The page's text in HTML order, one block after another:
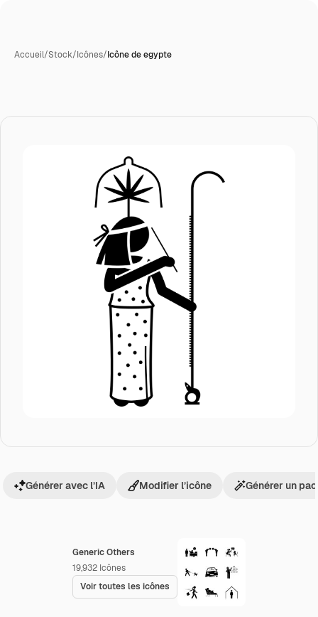
Accueil/Stock/Icônes/Icône de egypte
Generic Others
19,932 Icônes
Voir toutes les icônes
Générer avec l’IA Modifier l’icône Générer un